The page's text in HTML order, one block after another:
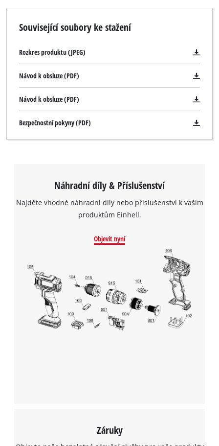
Související soubory ke stažení
Rozkres produktu (JPEG)
Návod k obsluze (PDF)
Návod k obsluze (PDF)
Bezpečnostní pokyny (PDF)
Náhradní díly & Příslušenství
Najděte vhodné náhradní díly nebo příslušenství k vašim
produktům Einhell.
Objevit nyní
Záruky